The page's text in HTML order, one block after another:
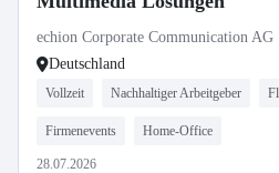
echion Corporate Communication AG
Deutschland
Vollzeit Nachhaltiger Arbeitgeber
Firmenevents Home-Office
28.07.2026